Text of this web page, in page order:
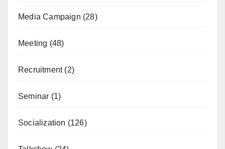
Media Campaign (28)
Meeting (48)
Recruitment(2)
Seminar (1)
Socialization (126)